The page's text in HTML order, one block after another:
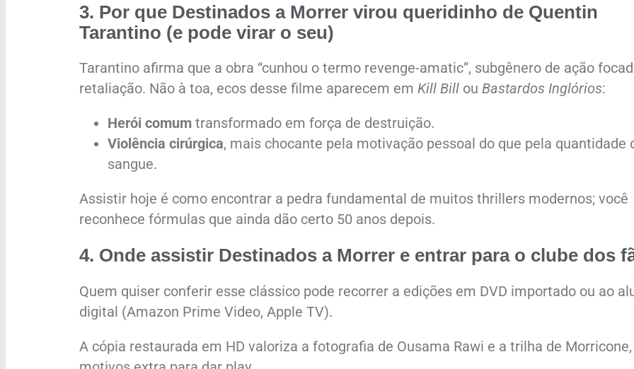
3. Por que Destinados a Morrer virou queridinho de Quentin
Tarantino (e pode virar o seu)
Tarantino afirma que a obra “cunhou o termo revenge-amatic”, subgênero de ação
retaliação. Não à toa, ecos desse filme aparecem em Kill Bill ou Bastardos Inglórios:
Herói comum transformado em força de destruição.
Violência cirúrgica, mais chocante pela motivação pessoal do que pela quantidade
sangue.
Assistir hoje é como encontrar a pedra fundamental de muitos thrillers modernos; você
reconhece fórmulas que ainda dão certo 50 anos depois.
4. Onde assistir Destinados a Morrer e entrar para o clube dos
Quem quiser conferir esse clássico pode recorrer a edições em DVD importado ou ao
digital (Amazon Prime Video, Apple TV).
A cópia restaurada em HD valoriza a fotografia de Ousama Rawi e a trilha de